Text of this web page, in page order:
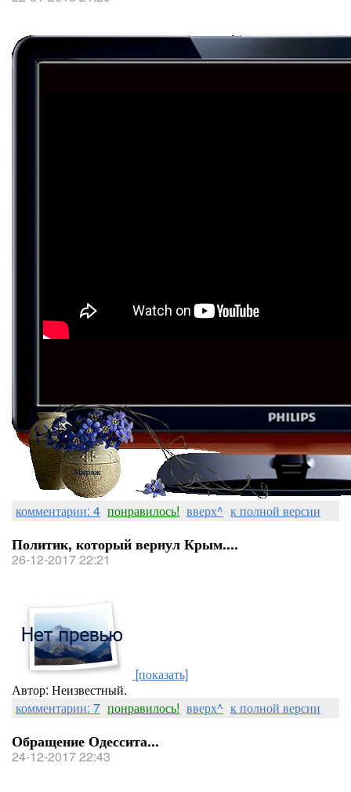
комментарии: 4 понравилось! вверх^ к полной версии
Политик, который вернул Крым....
26-12-2017 22:21
[показать]
Автор: Неизвестный.
комментарии: 7 понравилось! вверх^ к полной версии
Обращение Одессита...
24-12-2017 22:43